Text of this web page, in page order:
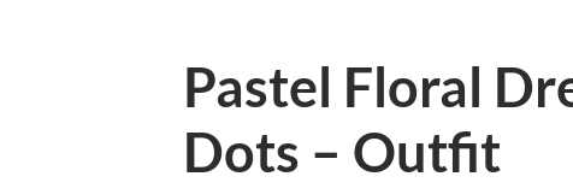
Pastel Floral
Dots – Outfit